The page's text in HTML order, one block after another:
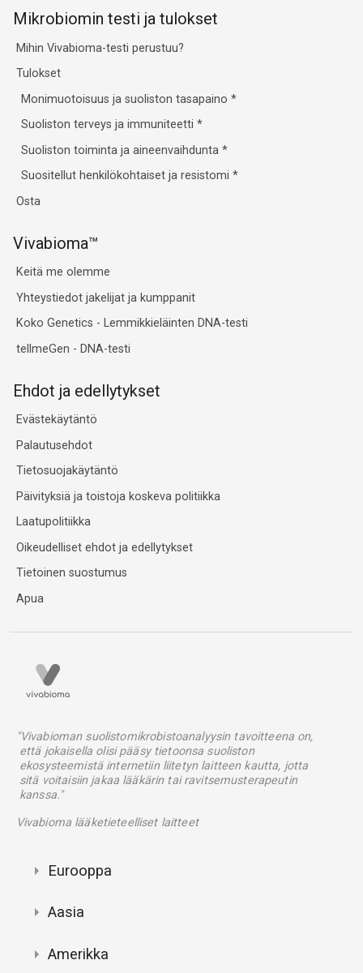
Mikrobiomin testi ja tulokset
Mihin Vivabioma-testi perustuu?
Tulokset
Monimuotoisuus ja suoliston tasapaino*
Suoliston terveys ja immuniteetti*
Suoliston toiminta ja aineenvaihdunta*
Suositellut henkilökohtaiset ja resistomi*
Osta
Vivabioma™
Keitä me olemme
Yhteystiedot jakelijat ja kumppanit
Koko Genetics - Lemmikkieläinten DNA-testi
tellmeGen - DNA-testi
Ehdot ja edellytykset
Evästekäytäntö
Palautusehdot
Tietosuojakäytäntö
Päivityksiä ja toistoja koskeva politiikka
Laatupolitiikka
Oikeudelliset ehdot ja edellytykset
Tietoinen suostumus
Apua
"Vivabioman suolistomikrobistoanalyysin tavoitteena on,
että jokaisella olisi pääsy tietoonsa suoliston
ekosysteemistä internetiin liitetyn laitteen kautta, jotta
sitä voitaisiin jakaa lääkärin tai ravitsemusterapeutin
kanssa."
Vivabioma lääketieteelliset laitteet
Eurooppa
Aasia
Amerikka